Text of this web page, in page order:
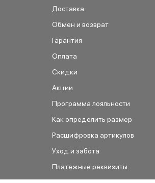
Доставка
Обмен и возврат
Гарантия
Оплата
Скидки
Акции
Программа лояльности
Как определить размер
Расшифровка артикулов
Уход и забота
Платежные реквизиты